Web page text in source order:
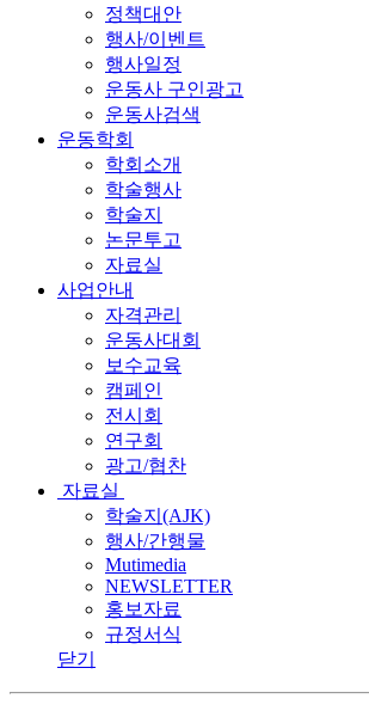
정책대안
행사/이벤트
행사일정
운동사 구인광고
운동사검색
운동학회
학회소개
학술행사
학술지
논문투고
자료실
사업안내
자격관리
운동사대회
보수교육
캠페인
전시회
연구회
광고/협찬
자료실
학술지(AJK)
행사/간행물
Mutimedia
NEWSLETTER
홍보자료
규정서식
닫기